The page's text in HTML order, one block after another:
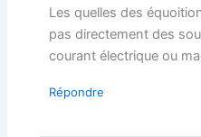
Les quelles des
pas directement des
courant électrique ou
Répondre